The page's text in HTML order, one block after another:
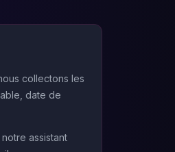
collectons les
date de
assistant